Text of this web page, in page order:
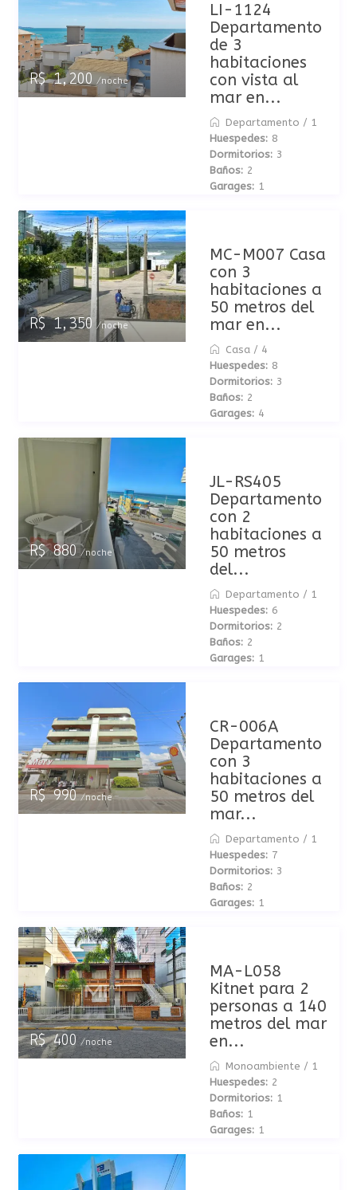
R$ 1,200/noche
LI-1124
Departamento
de 3
habitaciones
con vista al
mar en...
Departamento / 1
Huespedes: 8
Dormitorios: 3
Baños: 2
Garages: 1
R$ 1,350/noche
MC-M007 Casa
con 3
habitaciones a
50 metros del
mar en...
Casa/ 4
Huespedes: 8
Dormitorios: 3
Baños: 2
Garages: 4
R$ 880/noche
JL-RS405
Departamento
con 2
habitaciones a
50 metros
del...
Departamento / 1
Huespedes: 6
Dormitorios: 2
Baños: 2
Garages: 1
R$ 990/noche
CR-006A
Departamento
con 3
habitaciones a
50 metros del
mar...
Departamento / 1
Huespedes: 7
Dormitorios: 3
Baños: 2
Garages: 1
R$ 400/noche
MA-L058
Kitnet para 2
personas a 140
metros del mar
en...
Monoambiente / 1
Huespedes: 2
Dormitorios: 1
Baños: 1
Garages: 1